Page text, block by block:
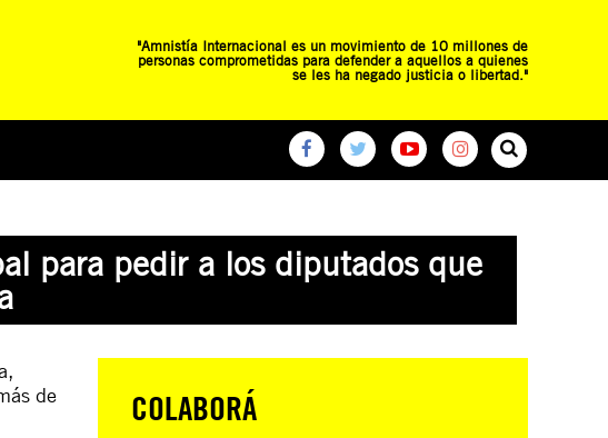
"Amnistía Internacional es un movimiento de 10 millones de
personas comprometidas para defender a aquellos a quienes
se les ha negado justicia o libertad."
para pedir a los diputados que
de
COLABORÁ